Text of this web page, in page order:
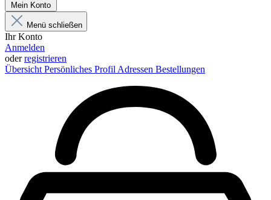
Mein Konto
Menü schließen
Ihr Konto
Anmelden
oderregistrieren
Übersicht Persönliches Profil Adressen Bestellungen